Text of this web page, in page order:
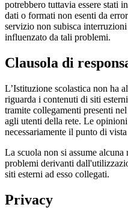
potrebbero tuttavia essere stati
dati o formati non esenti da
servizio non subisca
influenzato da tali problemi.
Clausola di
L’Istituzione scolastica non ha
riguarda i contenuti di siti
tramite collegamenti presenti
agli utenti della rete. Le
necessariamente il punto di
La scuola non si assume
problemi derivanti
siti esterni ad esso collegati.
Privacy